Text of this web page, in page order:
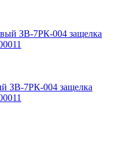
ЗВ-7РК-004 защелка